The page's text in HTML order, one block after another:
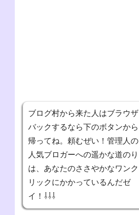
ブログ村から来た人はブラウザ
バックするなら下のボタンから
帰ってね。頼むぜい！管理人の
人気ブロガーへの遥かな道のり
は、あなたのささやかなワンク
リックにかかっているんだゼ
イ！⇩⇩⇩